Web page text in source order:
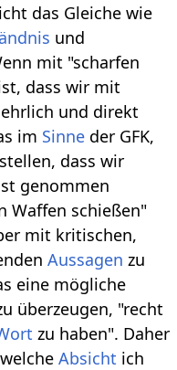
das Gleiche wie
und
mit "scharfen
dass wir mit
und direkt
im Sinne der GFK,
dass wir
genommen
Waffen schießen"
mit kritischen,
Aussagen zu
eine mögliche
überzeugen, "recht
zu haben". Daher
Absicht ich